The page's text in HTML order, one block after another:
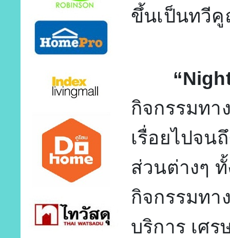
ขึ้นเป็นทวี
“Night-
กิจกรรมทา
เรื่อยไปจน
ส่วนต่างๆ
กิจกรรมทา
บริการ เศ